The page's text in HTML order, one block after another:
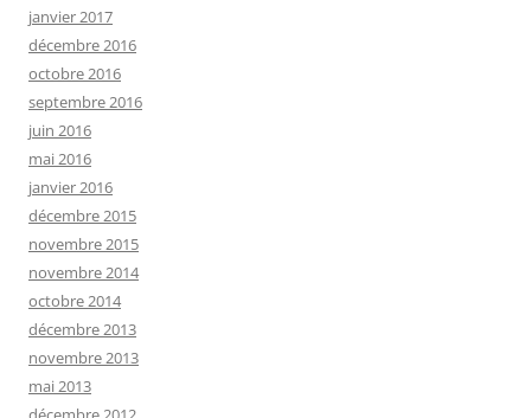
janvier 2017
décembre 2016
octobre 2016
septembre 2016
juin 2016
mai 2016
janvier 2016
décembre 2015
novembre 2015
novembre 2014
octobre 2014
décembre 2013
novembre 2013
mai 2013